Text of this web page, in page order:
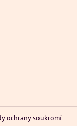
ochrany soukromí